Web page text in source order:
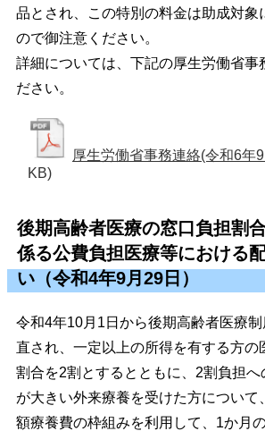
品とされ、この特別の料金は助成対象
ので御注意ください。
詳細については、下記の厚生労働省事
ださい。
厚生労働省事務連絡(令和6年
KB)
後期高齢者医療の窓口負担割
係る公費負担医療等における
い（令和4年9月29日）
令和4年10月1日から後期高齢者医療
直され、一定以上の所得を有する方の
割合を2割とするとともに、2割負担
が大きい外来療養を受けた方について
額療養費の枠組みを利用して、1か月